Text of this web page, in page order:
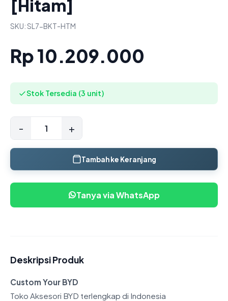
[Hitam]
SKU: SL7-BKT-HTM
Rp 10.209.000
Stok Tersedia (3 unit)
- +
Tambah ke Keranjang
Tanya via WhatsApp
Deskripsi Produk
Custom Your BYD
Toko Aksesori BYD terlengkap di Indonesia